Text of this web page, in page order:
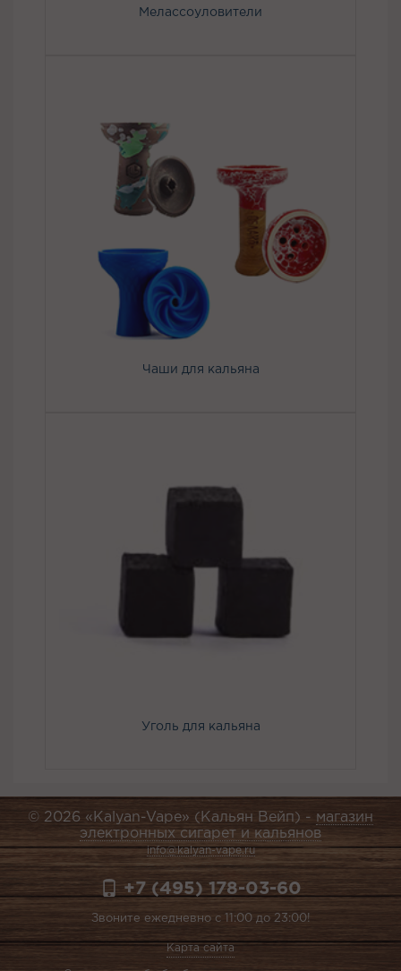
Мелассоуловители
Чаши для кальяна
Уголь для кальяна
© 2026 «Kalyan-Vape» (Кальян Вейп) - магазин
электронных сигарет и кальянов
info@kalyan-vape.ru
+7 (495) 178-03-60
Звоните ежедневно с 11:00 до 23:00!
Карта сайта